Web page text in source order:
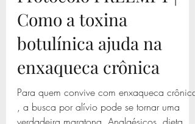
Protocolo PREEMPT |
Como a toxina
botulínica ajuda na
enxaqueca crônica
Para quem convive com enxaqueca crônica